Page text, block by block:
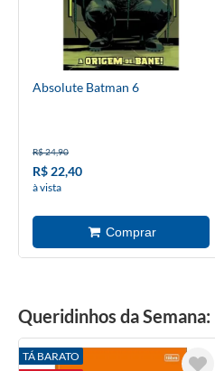
Absolute Batman 6
R$ 24,90
R$ 22,40
à vista
Queridinhos da Semana:
TÁ BARATO